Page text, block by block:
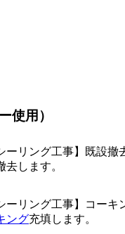
使用）
去します。
ング充填します。